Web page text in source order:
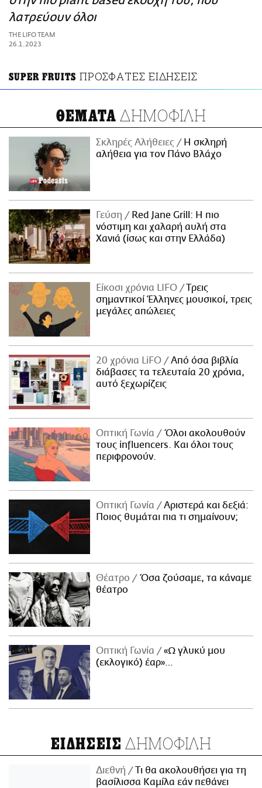
ΑΜΠΑ
PRINT
λατρεύουν όλοι
THE LIFO TEAM
26.1.2023
SUPER FRUITS ΠΡΟΣΦΑΤΕΣ ΕΙΔΗΣΕΙΣ
ΘΕΜΑΤΑ ΔΗΜΟΦΙΛΗ
Σκληρές Αλήθειες
H σκληρή
αλήθεια για τον Πάνο Βλάχο
Γεύση
Red Jane Grill: Η πιο
νόστιμη και χαλαρή αυλή στα
Χανιά (ίσως και στην Ελλάδα)
Είκοσι χρόνια LIFO
Tρεις
σημαντικοί Έλληνες μουσικοί, τρεις
μεγάλες απώλειες
20 χρόνια LiFO
Από όσα βιβλία
διάβασες τα τελευταία 20 χρόνια,
αυτό ξεχωρίζεις
Οπτική Γωνία
Όλοι ακολουθούν
τους influencers. Και όλοι τους
περιφρονούν.
Οπτική Γωνία
Αριστερά και δεξιά:
Ποιος θυμάται πια τι σημαίνουν;
Θέατρο
Όσα ζούσαμε, τα κάναμε
θέατρο
Οπτική Γωνία
«Ω γλυκύ μου
(εκλογικό) έαρ»…
ΕΙΔΗΣΕΙΣ ΔΗΜΟΦΙΛΗ
Διεθνή
Τι θα ακολουθήσει για τη
βασίλισσα Καμίλα εάν πεθάνει